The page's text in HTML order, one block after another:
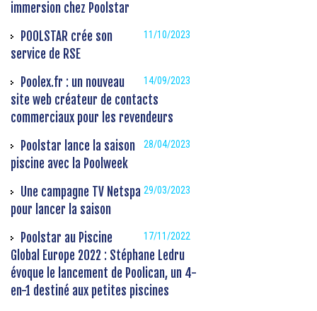
immersion chez Poolstar
11/10/2023
POOLSTAR crée son
service de RSE
14/09/2023
Poolex.fr : un nouveau
site web créateur de contacts
commerciaux pour les revendeurs
28/04/2023
Poolstar lance la saison
piscine avec la Poolweek
29/03/2023
Une campagne TV Netspa
pour lancer la saison
17/11/2022
Poolstar au Piscine
Global Europe 2022 : Stéphane Ledru
évoque le lancement de Poolican, un 4-
en-1 destiné aux petites piscines